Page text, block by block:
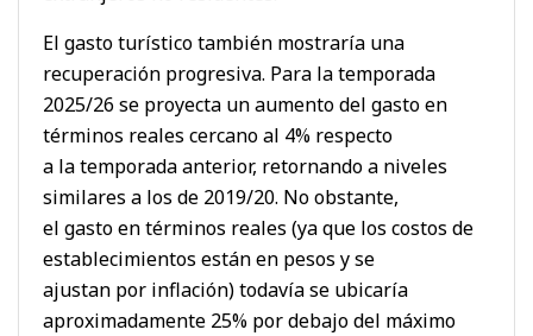
El gasto turístico también mostraría una
recuperación progresiva. Para la temporada
2025/26 se proyecta un aumento del gasto en
términos reales cercano al 4% respecto
a la temporada anterior, retornando a niveles
similares a los de 2019/20. No obstante,
el gasto en términos reales (ya que los costos de
establecimientos están en pesos y se
ajustan por inflación) todavía se ubicaría
aproximadamente 25% por debajo del máximo